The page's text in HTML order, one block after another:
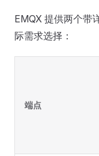
EMQX 提供两个带
际需求选择：
端点